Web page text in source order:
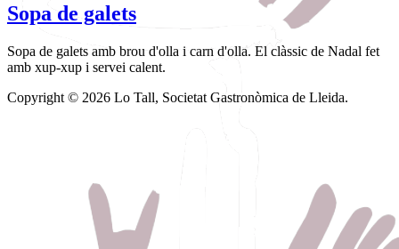
Sopa de galets
Sopa de galets amb brou d'olla i carn d'olla. El clàssic de Nadal fet
amb xup-xup i servei calent.
Copyright © 2026 Lo Tall, Societat Gastronòmica de Lleida.